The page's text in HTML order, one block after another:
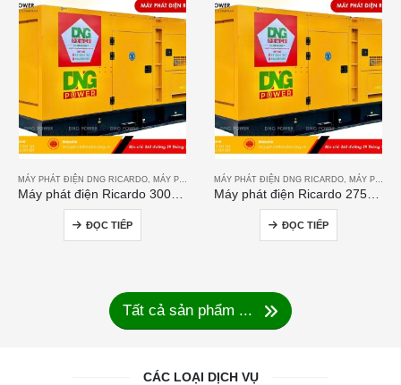
MÁY PHÁT ĐIỆN DNG RICARDO MÁY PHÁT ĐIỆN RICARDO
ĐỌC TIẾP
MÁY PHÁT ĐIỆN DNG RICARDO MÁY PHÁT ĐIỆN RICARDO
ĐỌC TIẾP
Tất cả sản phẩm ...
CÁC LOẠI DỊCH VỤ